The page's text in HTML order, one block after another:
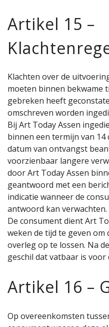
Artikel 15 –
Klachten over de
moeten binnen bekwame
gebreken heeft
omschreven worden
Bij Art Today Assen
binnen een termijn van 14
datum van ontvangst
voorzienbaar langere
door Art Today Assen
geantwoord met een
indicatie wanneer de
antwoord kan verwachten.
De consument dient Art
weken de tijd te geven
overleg op te lossen. Na
geschil dat vatbaar is
Artikel 16 –
Op overeenkomsten